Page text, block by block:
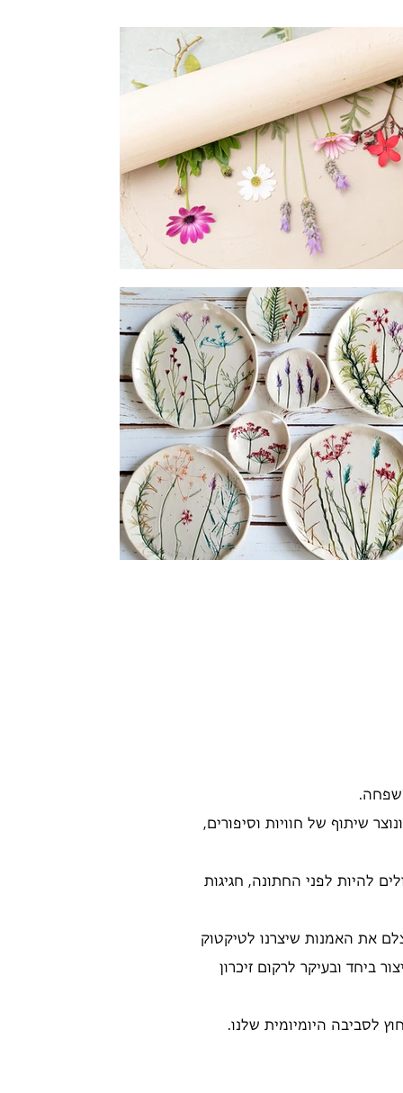
שיתוף של חוויות וסיפורים,
להיות לפני החתונה, חגיגות
את האמנות שיצרנו לטיקטוק
ביחד ובעיקר לרקום זיכרון
לסביבה היומיומית שלנו.